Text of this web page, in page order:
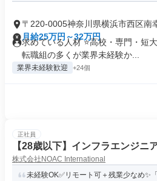
〒220-0005神奈川県横浜市西区南
月給25万円～32万円
求めている人材 ⭐高校・専門・短
転職組の多くが業界未経験か...
業界未経験歓迎 +24個
正社員
【28歳以下】インフラエンジニ
株式会社NOAC International
未経験OK✅リモート可＋残業少なめ✨